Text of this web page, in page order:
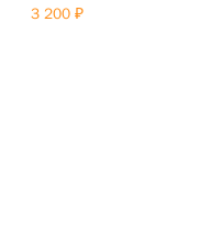
3 200 ₽